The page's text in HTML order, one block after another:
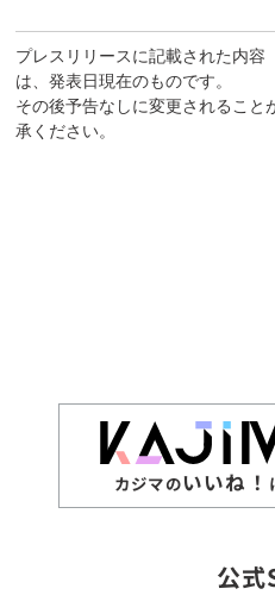
プレスリリースに記載された内容
は、発表日現在のものです。
その後予告なしに変更されること
承ください。
カジマのいいね！
公式